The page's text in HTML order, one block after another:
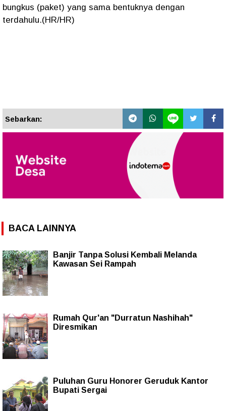
bungkus (paket) yang sama bentuknya dengan
terdahulu.(HR/HR)
Sebarkan:
BACA LAINNYA
Banjir Tanpa Solusi Kembali Melanda
Kawasan Sei Rampah
Rumah Qur'an "Durratun Nashihah"
Diresmikan
Puluhan Guru Honorer Geruduk Kantor
Bupati Sergai